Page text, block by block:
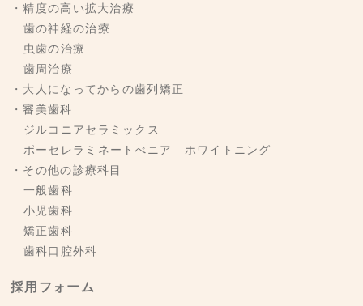
・精度の高い拡大治療
歯の神経の治療
虫歯の治療
歯周治療
・大人になってからの歯列矯正
・審美歯科
ジルコニアセラミックス
ポーセレラミネートべニア ホワイトニング
・その他の診療科目
一般歯科
小児歯科
矯正歯科
歯科口腔外科
採用フォーム